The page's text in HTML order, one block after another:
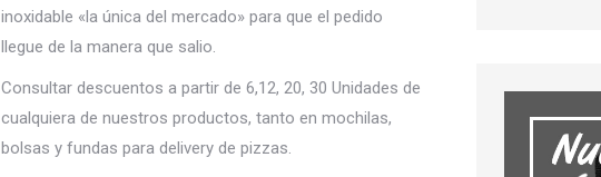
inoxidable «la única del mercado» para que el pedido
llegue de la manera que salio.
Consultar descuentos a partir de 6,12, 20, 30 Unidades de
cualquiera de nuestros productos, tanto en mochilas,
bolsas y fundas para delivery de pizzas.